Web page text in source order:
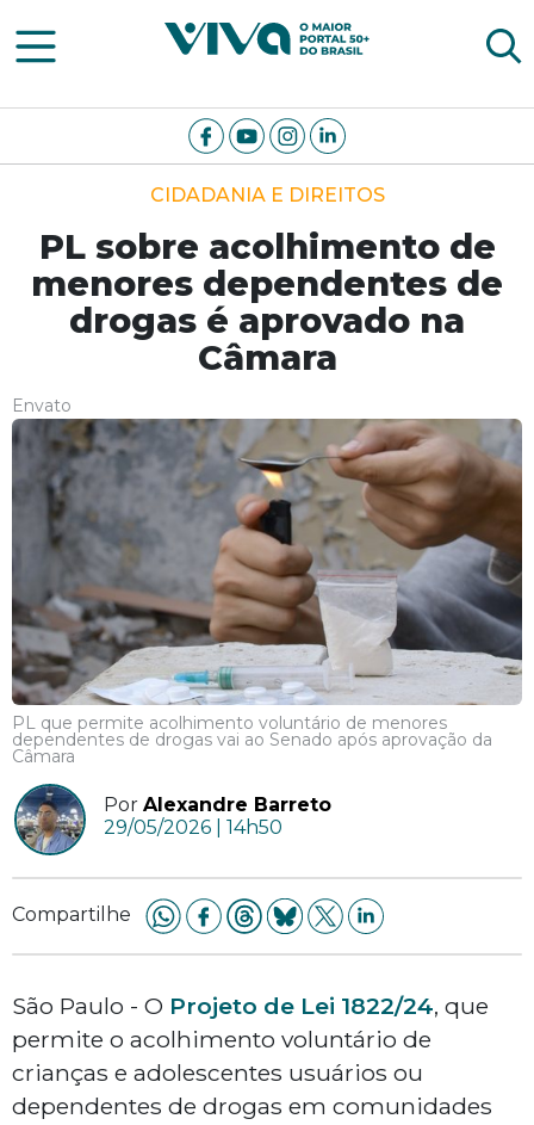
Viva Notícias
CIDADANIA E DIREITOS
PL sobre acolhimento de
menores dependentes de
drogas é aprovado na
Câmara
Envato
PL que permite acolhimento voluntário de menores
dependentes de drogas vai ao Senado após aprovação da
Câmara
Por Alexandre Barreto
29/05/2026 | 14h50
Compartilhe
São Paulo - O Projeto de Lei 1822/24, que
permite o acolhimento voluntário de
crianças e adolescentes usuários ou
dependentes de drogas em comunidades